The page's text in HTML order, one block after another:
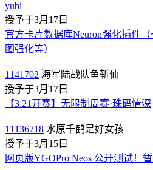
yubi
授予于3月17日
官方卡片数据库Neuron强化插件
图强化等）
1141702 海军陆战队鱼斩仙
授予于3月17日
【3.21开赛】无限制周赛·珠码情深
11136718 水原千鹤是好女孩
授予于3月15日
网页版YGOPro Neos 公开测试！